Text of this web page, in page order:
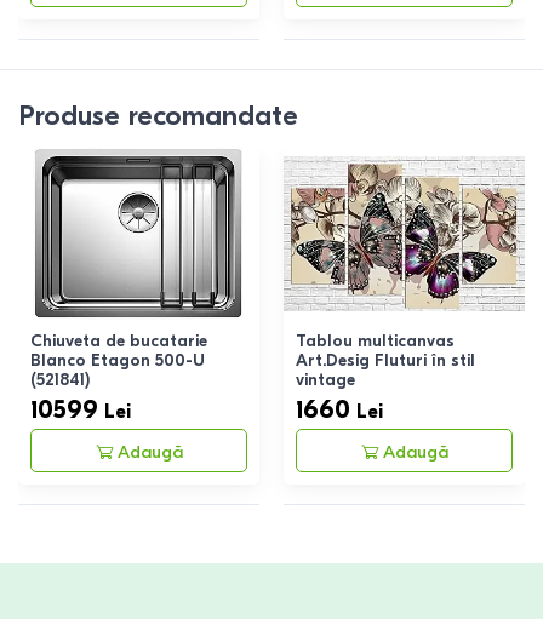
Produse recomandate
Chiuveta de bucatarie
Blanco Etagon 500-U
(521841)
10599 Lei
Adaugă
Tablou multicanvas
Art.Desig Fluturi în stil
vintage
1660 Lei
Adaugă